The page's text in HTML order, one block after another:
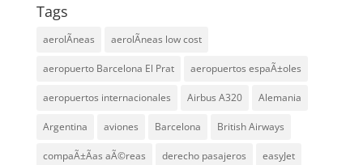
Tags
aerolÃ­neas aerolÃ­neas low cost
aeropuerto Barcelona El Prat aeropuertos espaÃ±oles
aeropuertos internacionales Airbus A320 Alemania
Argentina aviones Barcelona British Airways
compaÃ±Ã­as aÃ©reas derecho pasajeros easyJet